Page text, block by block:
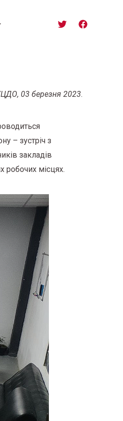
03 березня 2023.
– зустріч з
закладів
робочих місцях.